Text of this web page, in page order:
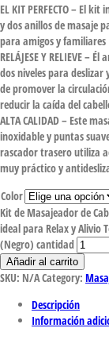
EL KIT PERFECTO – El
y dos anillos de masaje
para amigos y familiares
RELÁJESE Y RELIEVE –
dos niveles para
de promover la
reducir la caída del
ALTA CALIDAD – Este
inoxidable y puntas
rascador trasero utiliza
muy práctico y
Color
Kit de Masajeador de
ideal para Relax y Alivio
(Negro) cantidad
Añadir al carrito
SKU: N/ACategory:
Descripción
Información